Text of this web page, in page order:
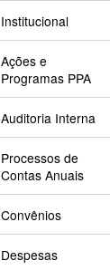
Institucional
Ações e
Programas PPA
Auditoria Interna
Processos de
Contas Anuais
Convênios
Despesas